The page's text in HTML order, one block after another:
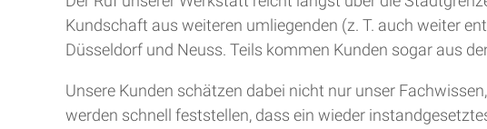
Kundschaft aus weiteren umliegenden (z. T. auch weiter
Düsseldorf und Neuss. Teils kommen Kunden sogar aus
Unsere Kunden schätzen dabei nicht nur unser
werden schnell feststellen, dass ein wieder